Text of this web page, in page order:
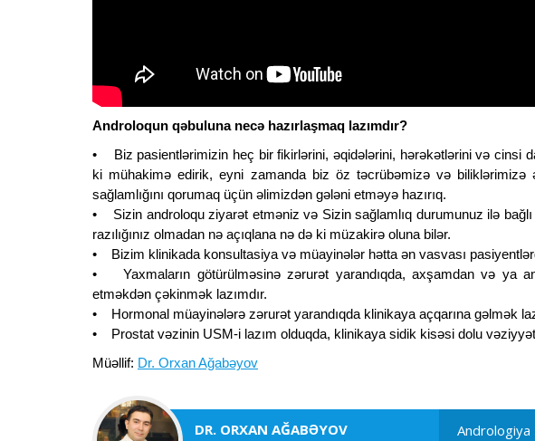
Androloqun qəbuluna necə hazırlaşmaq lazımdır?
• Biz pasientlərimizin heç bir fikirlərini, əqidələrini, hərəkətlərini və cinsi
ki mühakimə edirik, eyni zamanda biz öz təcrübəmizə və biliklərimizə
sağlamlığını qorumaq üçün əlimizdən gələni etməyə hazırıq.
• Sizin androloqu ziyarət etməniz və Sizin sağlamlıq durumunuz ilə
razılığınız olmadan nə açıqlana nə də ki müzakirə oluna bilər.
• Bizim klinikada konsultasiya və müayinələr hətta ən vasvası
• Yaxmaların götürülməsinə zərurət yarandıqda, axşamdan və ya
etməkdən çəkinmək lazımdır.
• Hormonal müayinələrə zərurət yarandıqda klinikaya açqarına gəlmək
• Prostat vəzinin USM-i lazım olduqda, klinikaya sidik kisəsi dolu
Müəllif: Dr. Orxan Ağabəyov
DR. ORXAN AĞABƏYOV
Andrologiya